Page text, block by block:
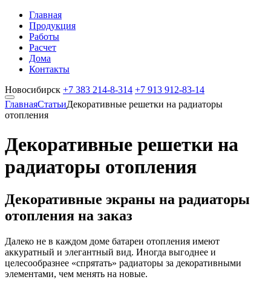
Главная
Продукция
Работы
Расчет
Дома
Контакты
Новосибирск +7 383 214-8-314 +7 913 912-83-14
ГлавнаяСтатьиДекоративные решетки на радиаторы
отопления
Декоративные решетки на
радиаторы отопления
Декоративные экраны на радиаторы
отопления на заказ
Далеко не в каждом доме батареи отопления имеют
аккуратный и элегантный вид. Иногда выгоднее и
целесообразнее «спрятать» радиаторы за декоративными
элементами, чем менять на новые.